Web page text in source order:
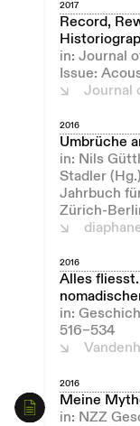
2017
Record,
in: Journal
Issue:
Journal
2016
Umbrüche
in: Nils
Stadler
Jahrbuch
Zürich-
2016
Alles
in:
516–534
2016
Meine
in: NZZ